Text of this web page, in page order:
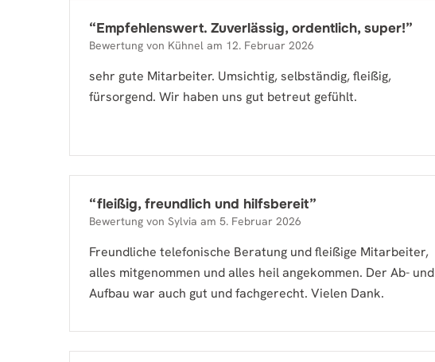
“Empfehlenswert. Zuverlässig, ordentlich, super!”
Bewertung von Kühnel am 12. Februar 2026
sehr gute Mitarbeiter. Umsichtig, selbständig, fleißig,
fürsorgend. Wir haben uns gut betreut gefühlt.
“fleißig, freundlich und hilfsbereit”
Bewertung von Sylvia am 5. Februar 2026
Freundliche telefonische Beratung und fleißige Mitarbeiter,
alles mitgenommen und alles heil angekommen. Der Ab- und
Aufbau war auch gut und fachgerecht. Vielen Dank.